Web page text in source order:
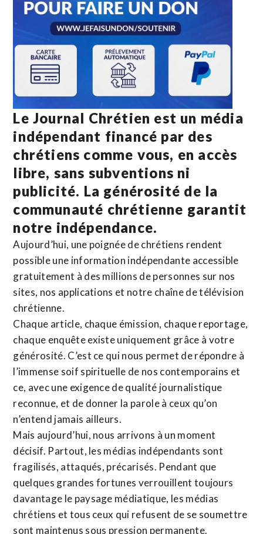
Le Journal Chrétien est un média
indépendant financé par des
chrétiens comme vous, en accès
libre, sans subventions ni
publicité. La générosité de la
communauté chrétienne garantit
notre indépendance.
Aujourd’hui, une poignée de chrétiens rendent
possible une information indépendante accessible
gratuitement à des millions de personnes sur nos
sites, nos applications et notre chaîne de télévision
chrétienne.
Chaque article, chaque émission, chaque reportage,
chaque enquête existe uniquement grâce à votre
générosité. C’est ce qui nous permet de répondre à
l’immense soif spirituelle de nos contemporains et
ce, avec une exigence de qualité journalistique
reconnue, et de donner la parole à ceux qu’on
n’entend jamais ailleurs.
Mais aujourd’hui, nous arrivons à un moment
décisif. Partout, les médias indépendants sont
fragilisés, attaqués, précarisés. Pendant que
quelques grandes fortunes verrouillent toujours
davantage le paysage médiatique, les médias
chrétiens et tous ceux qui refusent de se soumettre
sont maintenus sous pression permanente.